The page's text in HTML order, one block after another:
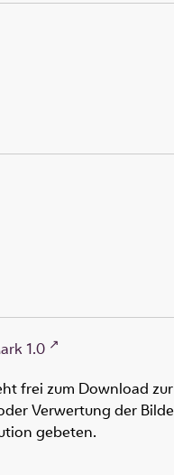
1.0
frei zum Download
Verwertung der
gebeten.